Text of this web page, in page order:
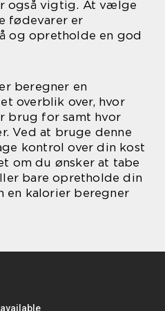
også vigtig. At vælge
fødevarer er
og opretholde en god
beregner en
overblik over, hvor
brug for samt hvor
Ved at bruge denne
kontrol over din kost
om du ønsker at tabe
bare opretholde din
kalorier beregner